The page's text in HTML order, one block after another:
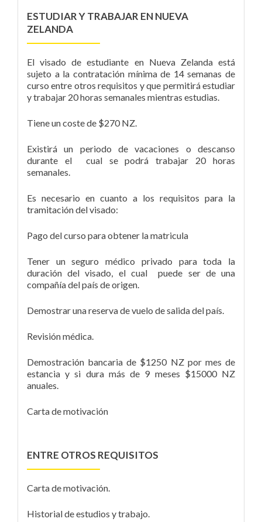
ESTUDIAR Y TRABAJAR EN NUEVA
ZELANDA
El visado de estudiante en Nueva Zelanda está
sujeto a la contratación mínima de 14 semanas de
curso entre otros requisitos y que permitirá estudiar
y trabajar 20 horas semanales mientras estudias.
Tiene un coste de $270 NZ.
Existirá un periodo de vacaciones o descanso
durante el cual se podrá trabajar 20 horas
semanales.
Es necesario en cuanto a los requisitos para la
tramitación del visado:
Pago del curso para obtener la matricula
Tener un seguro médico privado para toda la
duración del visado, el cual puede ser de una
compañía del país de origen.
Demostrar una reserva de vuelo de salida del país.
Revisión médica.
Demostración bancaria de $1250 NZ por mes de
estancia y si dura más de 9 meses $15000 NZ
anuales.
Carta de motivación
ENTRE OTROS REQUISITOS
Carta de motivación.
Historial de estudios y trabajo.